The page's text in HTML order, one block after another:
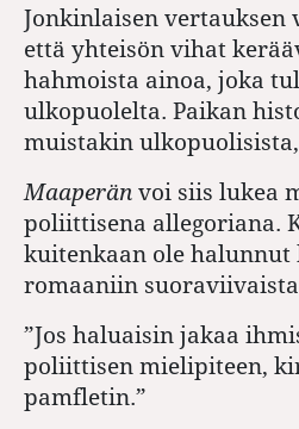
Jonkinlaisen vertauksen
että yhteisön vihat
hahmoista ainoa, joka
ulkopuolelta. Paikan
muistakin
Maaperän voi siis lukea
poliittisena allegoriana.
kuitenkaan ole
romaaniin
”Jos haluaisin jakaa
poliittisen mielipiteen,
pamfletin.”